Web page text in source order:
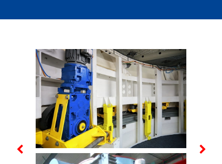
RE REIHE
Drive units
SR-REIHE
- Stirnrad-
und
Kegelstirnrad
Stirnrad- und
Kegelstirnrad-
Servogetriebe
SR-REIHE
-
Schnecken
Servogetriebe